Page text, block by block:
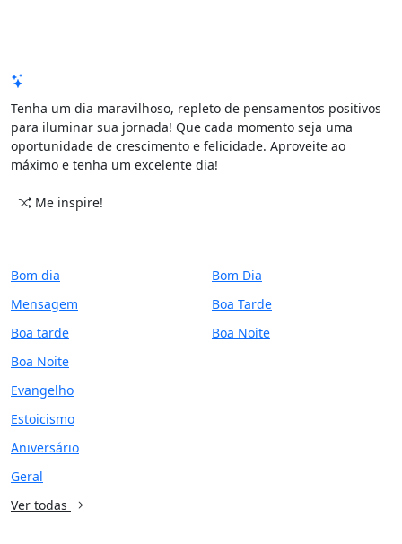
Tenha um dia maravilhoso, repleto de pensamentos positivos
para iluminar sua jornada! Que cada momento seja uma
oportunidade de crescimento e felicidade. Aproveite ao
máximo e tenha um excelente dia!
Me inspire!
Bom dia
Mensagem
Boa tarde
Boa Noite
Evangelho
Estoicismo
Aniversário
Geral
Ver todas
Bom Dia
Boa Tarde
Boa Noite